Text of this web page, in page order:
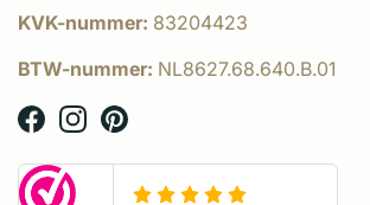
KVK-nummer: 83204423
BTW-nummer: NL8627.68.640.B.01